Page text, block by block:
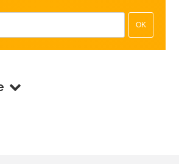
OK